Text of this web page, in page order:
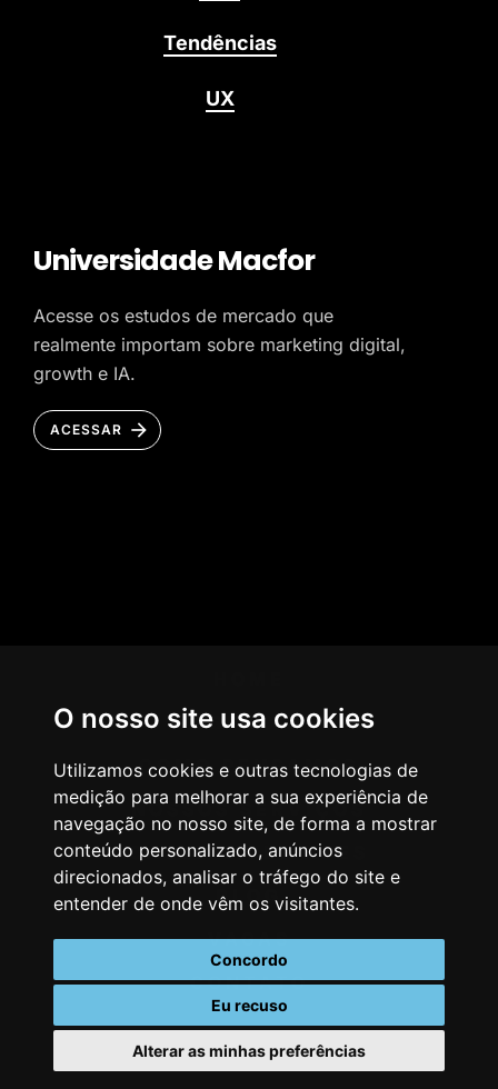
O nosso site usa cookies
Utilizamos cookies e outras tecnologias de
medição para melhorar a sua experiência de
navegação no nosso site, de forma a mostrar
conteúdo personalizado, anúncios
direcionados, analisar o tráfego do site e
entender de onde vêm os visitantes.
Concordo
Eu recuso
Alterar as minhas preferências
Tendências
UX
Universidade Macfor
Acesse os estudos de mercado que
realmente importam sobre marketing digital,
growth e IA.
ACESSAR
AGÊNCIA
COMO PENSAMOS
NOSSOS SERVIÇOS
CASES & CLIENTES
BLOG
VAGAS
CONTATO